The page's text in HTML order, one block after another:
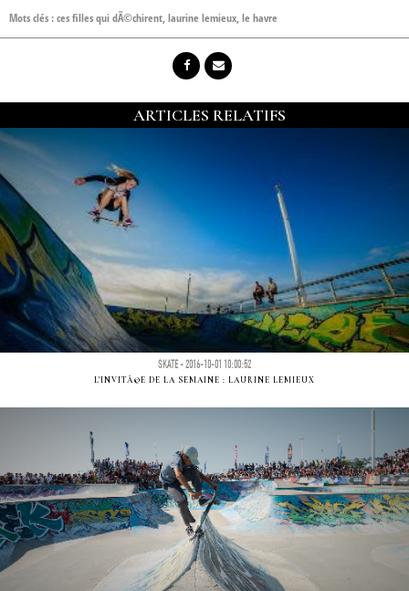
Mots clés :ces filles qui dÃ©chirent,laurine lemieux,le havre
ARTICLES RELATIFS
SKATE - 2016-10-01 10:00:52
L'INVITÃ©E DE LA SEMAINE : LAURINE LEMIEUX